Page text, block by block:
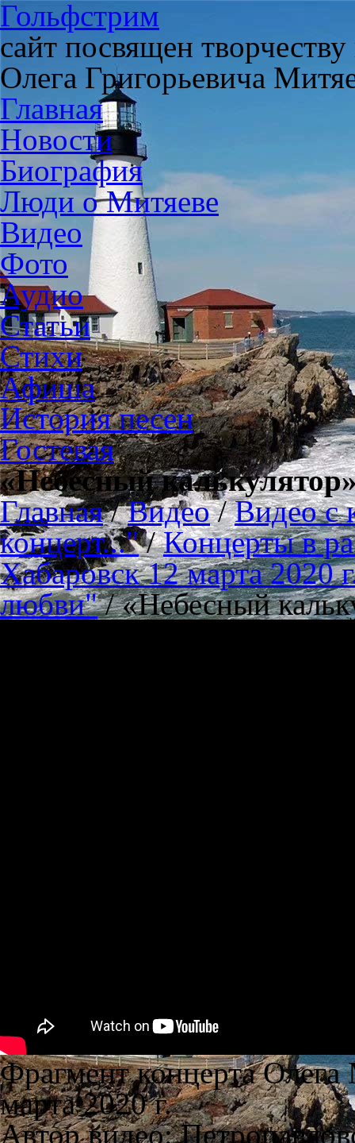
Гольфстрим
сайт посвящен
Олега Григорьевича
Главная
Новости
Биография
Люди о Митяеве
Видео
Фото
Аудио
Статьи
Стихи
Афиша
История песен
Гостевая
«Небесный
Главная/Видео/Видео с
концерт..."/Концерты в
Хабаровск 12 марта 2020
любви"/«Небесный
Фрагмент концерта
марта 2020 г.
Автор видео: